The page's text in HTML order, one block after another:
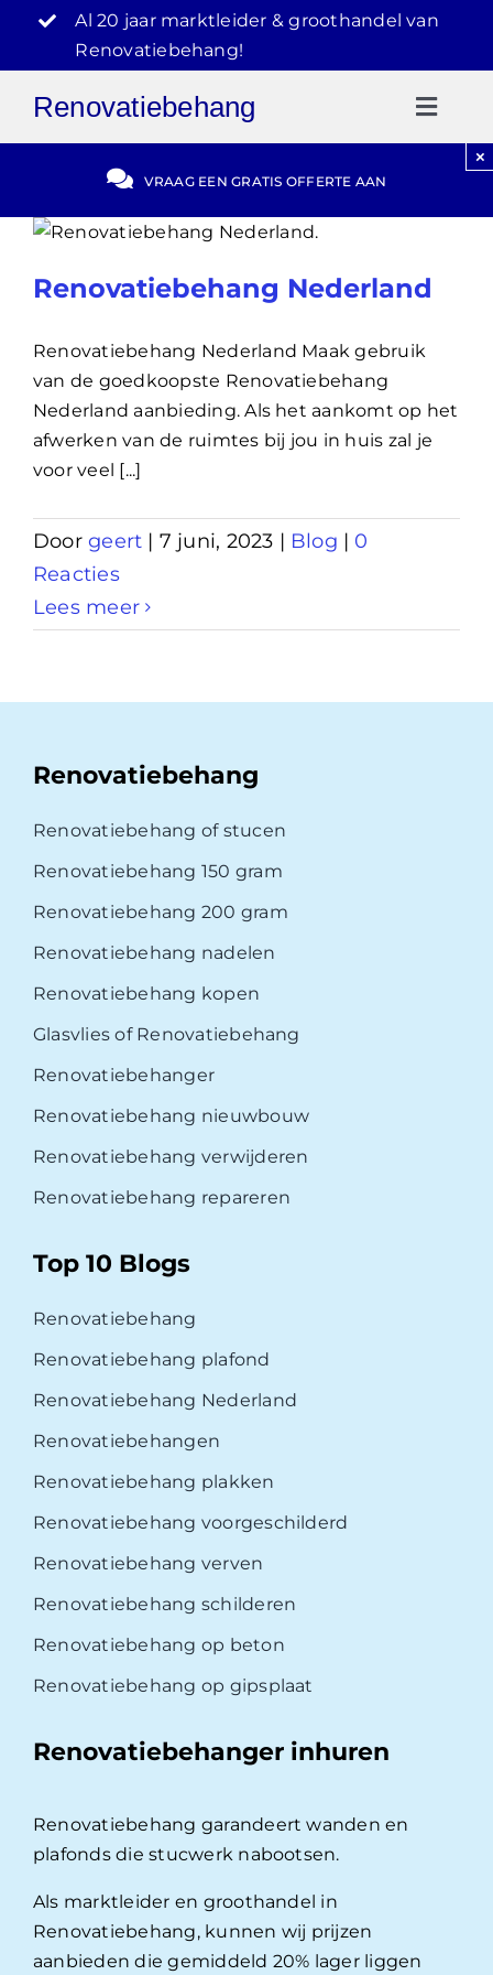
inhoud
Al 20 jaar marktleider & groothandel van
Renovatiebehang!
Renovatiebehang
VRAAG EEN GRATIS OFFERTE AAN
×
Renovatiebehang Nederland
Renovatiebehang Nederland Maak gebruik
van de goedkoopste Renovatiebehang
Nederland aanbieding. Als het aankomt op het
afwerken van de ruimtes bij jou in huis zal je
voor veel [...]
Doorgeert | 7 juni, 2023 | Blog | 0
Reacties
Lees meer
Renovatiebehang
Renovatiebehang of stucen
Renovatiebehang 150 gram
Renovatiebehang 200 gram
Renovatiebehang nadelen
Renovatiebehang kopen
Glasvlies of Renovatiebehang
Renovatiebehanger
Renovatiebehang nieuwbouw
Renovatiebehang verwijderen
Renovatiebehang repareren
Top 10 Blogs
Renovatiebehang
Renovatiebehang plafond
Renovatiebehang Nederland
Renovatiebehangen
Renovatiebehang plakken
Renovatiebehang voorgeschilderd
Renovatiebehang verven
Renovatiebehang schilderen
Renovatiebehang op beton
Renovatiebehang op gipsplaat
Renovatiebehanger inhuren
Renovatiebehang garandeert wanden en
plafonds die stucwerk nabootsen.
Als marktleider en groothandel in
Renovatiebehang, kunnen wij prijzen
aanbieden die gemiddeld 20% lager liggen